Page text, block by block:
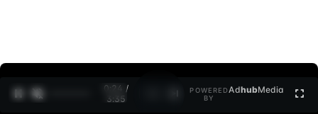
0:25 /
3:35
POWERED
BY
AdhubMedia